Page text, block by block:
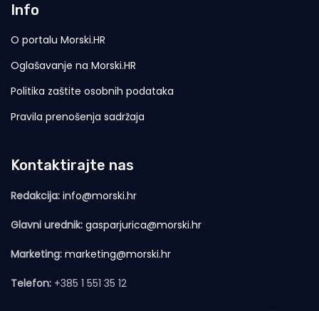
Info
O portalu Morski.HR
Oglašavanje na Morski.HR
Politika zaštite osobnih podataka
Pravila prenošenja sadržaja
Kontaktirajte nas
Redakcija: info@morski.hr
Glavni urednik: gasparjurica@morski.hr
Marketing: marketing@morski.hr
Telefon: +385 1 551 35 12